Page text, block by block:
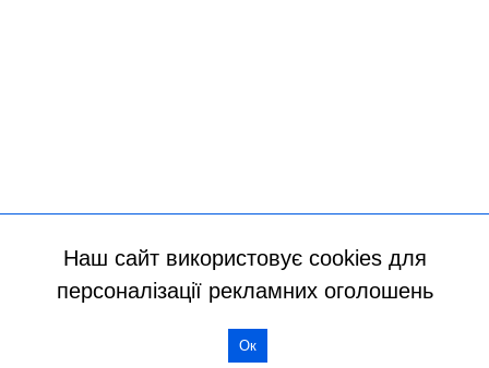
Наш сайт використовує cookies для
персоналізації рекламних оголошень
Ок